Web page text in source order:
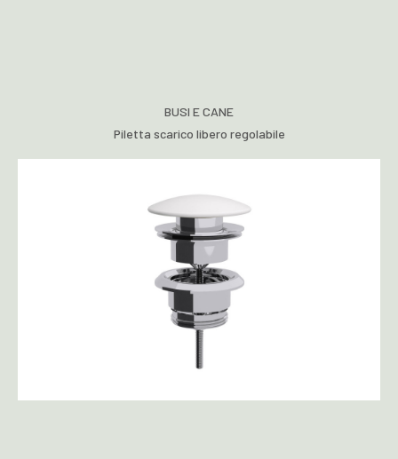
BUSI E CANE
Piletta scarico libero regolabile